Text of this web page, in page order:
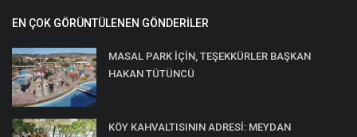
EN ÇOK GÖRÜNTÜLENEN GÖNDERILER
MASAL PARK İÇİN, TEŞEKKÜRLER BAŞKAN
HAKAN TÜTÜNCÜ
KÖY KAHVALTISININ ADRESİ: MEYDAN